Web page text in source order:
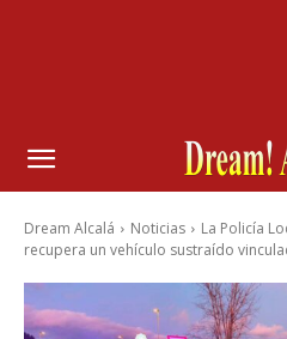
Dream Alcalá Noticias
La Policía
recupera un vehículo sustraído